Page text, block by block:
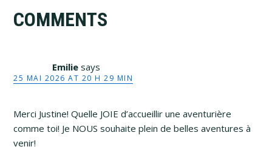
Interactions
COMMENTS
Emilie says
25 MAI 2026 AT 20 H 29 MIN
Merci Justine! Quelle JOIE d’accueillir une aventurière
comme toi! Je NOUS souhaite plein de belles aventures à
venir!